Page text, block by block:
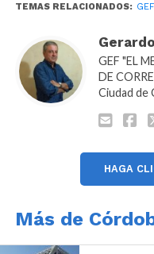
TEMAS RELACIONADOS:
GEF "EL
DE
Ciudad de
HAGA
Más de